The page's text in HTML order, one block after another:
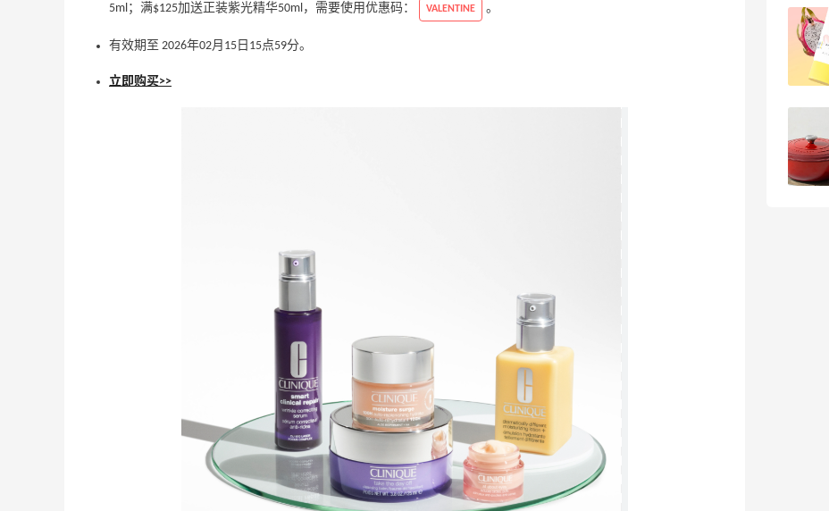
5ml；满$125加送正装紫光精华50ml，需要使用优惠码：
VALENTINE 。
有效期至 2026年02月15日15点59分。
立即购买>>
新人注册享8折